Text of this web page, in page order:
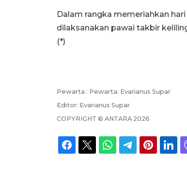
Dalam rangka memeriahkan
dilaksanakan pawai takbir
(*)
Pewarta : Pewarta: Evarianus Supar
Editor: Evarianus Supar
COPYRIGHT © ANTARA 2026